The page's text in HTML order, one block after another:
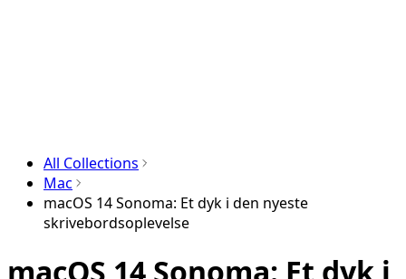
All Collections
Mac
macOS 14 Sonoma: Et dyk i den nyeste
skrivebordsoplevelse